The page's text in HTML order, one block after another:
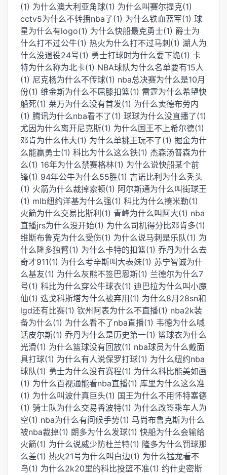
(1) 为什么澳大利亚角球(1) 为什么叫赛尔提克(1)
cctv5为什么不转播nba了(1) 为什么铁血蓝军(1) 球
星为什么有logo(1) 为什么快船最克勇士(1) 爵士为
什么打不过公牛(1) 热火为什么打不过马刺(1) 湖人为
什么没退役24号(1) 勇士打球时为什么要下跪(1) 卡
特为什么称为北卡(1) NBA球队为什么名单要有15人
(1) 尼克杨为什么不传球(1) nba总决赛为什么是10月
份(1) 维金斯为什么不屈膝扣篮(1) 雷霆为什么希望快
船死(1) 莱万为什么没有首发(1) 为什么卖德布劳内
(1) 腾讯为什么nba看不了(1) 球球为什么没直播了(1)
尤因为什么离开尼克斯(1) 为什么国王不上希尔德(1)
邓肯为什么伟大(1) 为什么单挑王玩不了(1) 掘金为什
么能赢勇士(1) 科比为什么这么铁(1) 杰森汤普森为什
么(1) 16年为什么禁赛格林(1) 为什么说快船某个前
锋(1) 94年公牛为什么55胜(1) 吉诺比利为什么秃头
(1) 火箭为什么裁掉索顿(1) 阿尔斯通为什么叫街球王
(1) mlb纽约洋基为什么强(1) 科比为什么揍米勒(1)
火箭为什么交易比斯利(1) 青峰为什么叫阿大(1) nba
直播jrs为什么没开始(1) 为什么司机得分比邓肯多(1)
维斯布鲁克为什么受伤(1) 为什么说马刺是乐队(1) 为
什么隆多独臂(1) 为什么卡特的扣篮(1) 乔丹为什么去
奇才911(1) 为什么考辛斯叫大表妹(1) 苏宁智诚为什
么基友(1) 为什么灰熊不签巴恩斯(1) 兰德尔为什么7
号(1) 科比为什么穿公牛球衣(1) 迪巴拉为什么叫小魔
仙(1) 迭戈科斯塔为什么被弃用(1) 为什么8月28sn和
lgd还有比赛(1) 钦州阿表为什么不直播(1) nba2k装
备为什么(1) 为什么看不了nba直播(1) 韦德为什么喊
话皮尔斯(1) 乔丹为什么是历史第一(1) 篮球衣为什么
光滑(1) 为什么篮球没有回放(1) nba球员为什么戴面
具打球(1) 为什么有人说保罗打球(1) 为什么纽约nba
球队(1) 勇士为什么没有赛程(1) 为什么科比能美如画
(1) 为什么百视通能看nba直播(1) 库里为什么这么准
(1) 为什么叫波什真巨头(1) 国王为什么不用怀特塞德
(1) 骑士队为什么交易香波特(1) 为什么改签乘车人为
空(1) nba为什么有问候手势(1) 马尚布鲁克斯为什么
被nba裁掉(1) 朗多为什么发球(1) 快船为什么会输给
火箭(1) 为什么说威少防杜兰特(1) 隆多为什么罚球那
么差(1) 热火21号为什么叫白边(1) 为什么猛龙看不
鸟(1) 为什么2k20里的科比投篮不准(1) 约什史密斯